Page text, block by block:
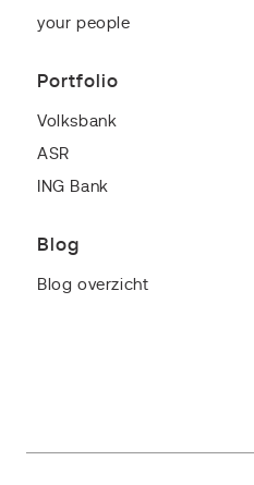
your people
Portfolio
Volksbank
ASR
ING Bank
Blog
Blog overzicht